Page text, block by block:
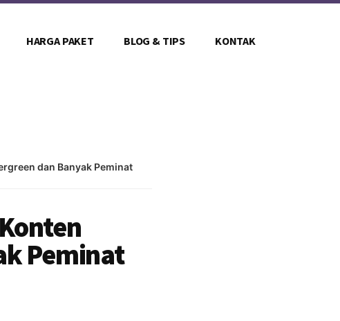
HARGA PAKET BLOG & TIPS KONTAK
dan Banyak Peminat
Peminat